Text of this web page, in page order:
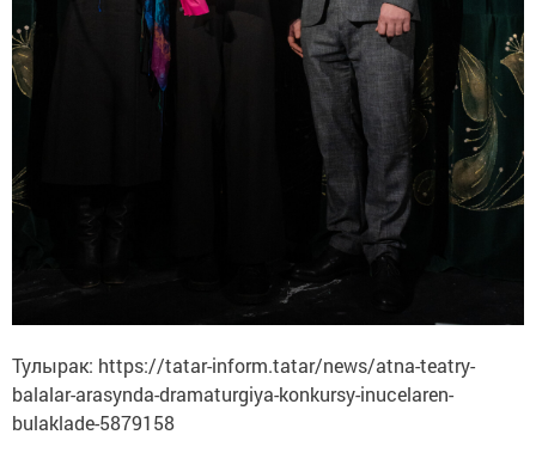
Тулырак: https://tatar-inform.tatar/news/atna-teatry-
balalar-arasynda-dramaturgiya-konkursy-inucelaren-
bulaklade-5879158